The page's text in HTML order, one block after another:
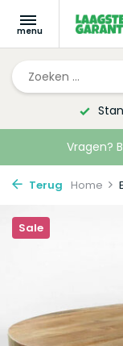
Vragen?
Terug Home
Sale